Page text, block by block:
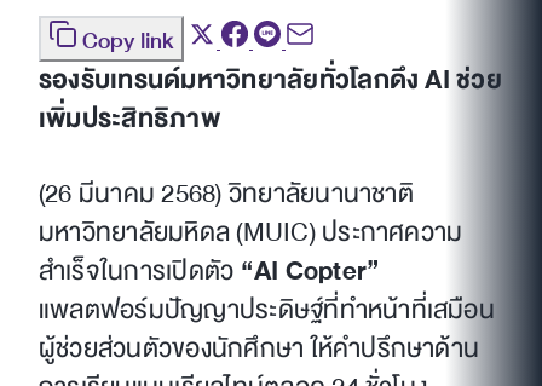
Copy link
รองรับเทรนด์มหาวิทยาลัยทั่วโลกดึง AI ช่วย
เพิ่มประสิทธิภาพ
(26 มีนาคม 2568) วิทยาลัยนานาชาติ
มหาวิทยาลัยมหิดล (MUIC) ประกาศความ
สำเร็จในการเปิดตัว“AI Copter”
แพลตฟอร์มปัญญาประดิษฐ์ที่ทำหน้าที่เสมือน
ผู้ช่วยส่วนตัวของนักศึกษา ให้คำปรึกษาด้าน